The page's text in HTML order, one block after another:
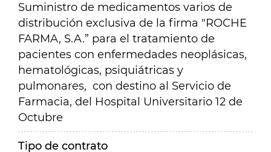
Suministro de medicamentos varios de
distribución exclusiva de la firma "ROCHE
FARMA, S.A.” para el tratamiento de
pacientes con enfermedades neoplásicas,
hematológicas, psiquiátricas y
pulmonares, con destino al Servicio de
Farmacia, del Hospital Universitario 12 de
Octubre
Tipo de contrato